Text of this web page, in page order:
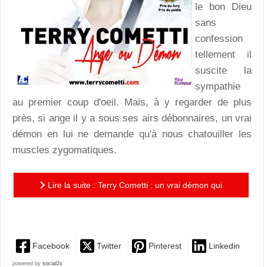
le bon Dieu
sans
confession
tellement il
suscite la
sympathie
au premier coup d'oeil. Mais, à y regarder de plus
près, si ange il y a sous ses airs débonnaires, un vrai
démon en lui ne demande qu'à nous chatouiller les
muscles zygomatiques.
Lire la suite : Terry Cometti : un vrai démon qui
Facebook Twitter Pinterest Linkedin
powered by social2s